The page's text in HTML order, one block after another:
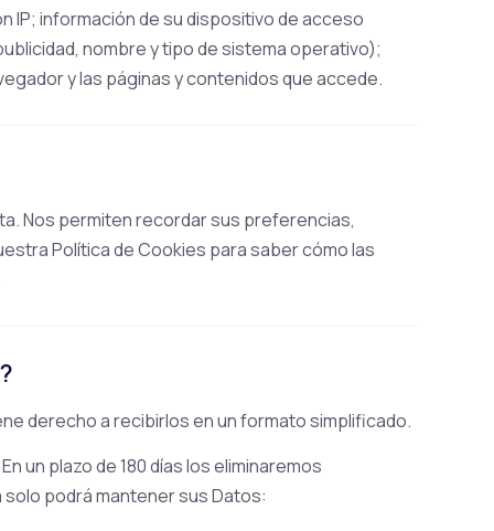
IP; información de su dispositivo de acceso
nombre y tipo de sistema operativo);
y las páginas y contenidos que accede.
Nos permiten recordar sus preferencias,
Política de Cookies para saber cómo las
derecho a recibirlos en un formato simplificado.
un plazo de 180 días los eliminaremos
podrá mantener sus Datos: